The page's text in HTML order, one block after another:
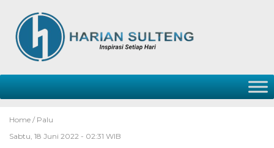
Home / Palu
Sabtu, 18 Juni 2022 - 02:31 WIB